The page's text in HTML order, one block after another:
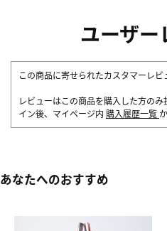
ユーザー
この商品に寄せられたカスタマーレビ
レビューはこの商品を購入した方の
イン後、マイページ内 購入履歴一覧
あなたへのおすすめ